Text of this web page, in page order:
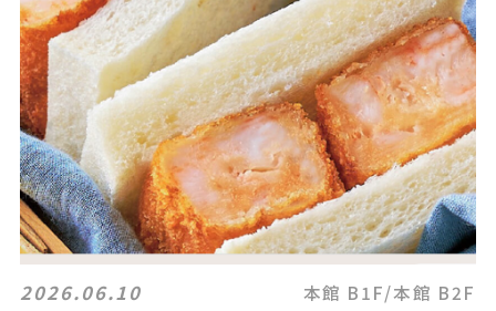
2026.06.10 本館 B1F/本館 B2F